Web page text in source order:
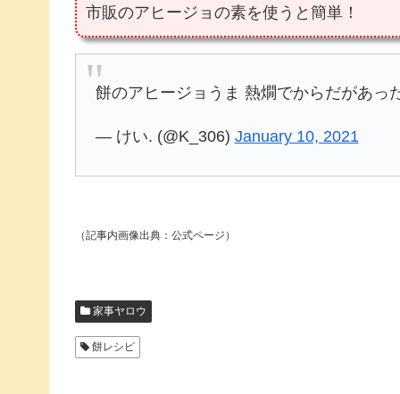
市販のアヒージョの素を使うと簡単！
餅のアヒージョうま 熱燗でからだがあっ
— けい. (@K_306) January 10, 2021
（記事内画像出典：公式ページ）
家事ヤロウ
餅レシピ